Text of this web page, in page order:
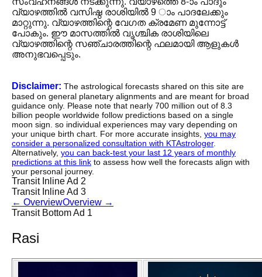
വ്യാഴത്തിൽ വസിഷ്ഠ രാശിയിൽ 9 ാം പാദലേക്കും
മാറ്റുന്നു. വ്യാഴത്തിന്റെ വേഗത ക്രമേണ മുന്നോട്ട്
പോകും. ഈ മാസത്തിൽ വൃശ്ചിക രാശിയിലെ
വ്യാഴത്തിന്റെ സഞ്ചാരത്തിന്റെ ഫലമായി ആളുകൾ
അനുഭവപ്പെടും.
Disclaimer: The astrological forecasts shared on this site are
based on general planetary alignments and are meant for broad
guidance only. Please note that nearly 700 million out of 8.3
billion people worldwide follow predictions based on a single
moon sign. so individual experiences may vary depending on
your unique birth chart. For more accurate insights, you may
consider a personalized consultation with KTAstrologer.
Alternatively, you can back-test your last 12 years of monthly
predictions at this link to assess how well the forecasts align with
your personal journey.
Transit Inline Ad 2
Transit Inline Ad 3
← OverviewOverview →
Transit Bottom Ad 1
Rasi